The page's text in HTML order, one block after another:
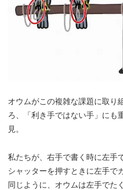
オウムがこの複雑な課題に取り
ろ、「利き手ではない手」にも
見。
私たちが、右手で書く時に左手
シャッターを押すときに左手で
同じように、オウムは左手でた